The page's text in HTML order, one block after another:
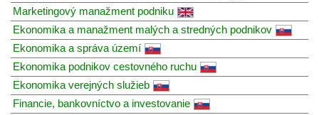
Marketingový manažment podniku
Ekonomika a manažment malých a stredných podnikov
Ekonomika a správa území
Ekonomika podnikov cestovného ruchu
Ekonomika verejných služieb
Financie, bankovníctvo a investovanie